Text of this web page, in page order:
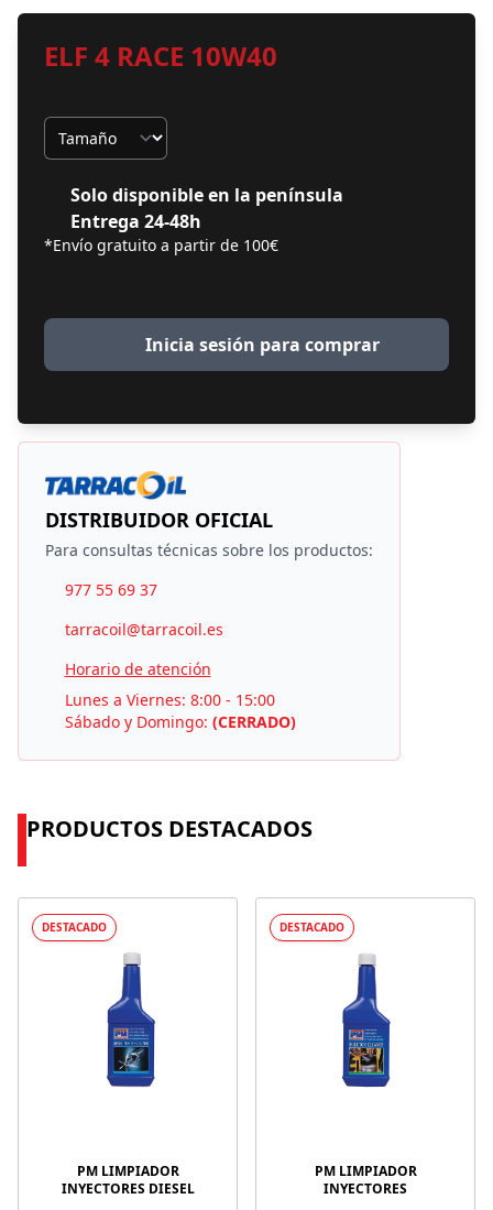
ELF 4 RACE 10W40
Tamaño
Solo disponible en la península
Entrega 24-48h
*Envío gratuito a partir de 100€
Inicia sesión para comprar
DISTRIBUIDOR OFICIAL
Para consultas técnicas sobre los productos:
977 55 69 37
tarracoil@tarracoil.es
Horario de atención
Lunes a Viernes: 8:00 - 15:00
Sábado y Domingo: (CERRADO)
PRODUCTOS DESTACADOS
DESTACADO
PM LIMPIADOR
INYECTORES DIESEL
DESTACADO
PM LIMPIADOR
INYECTORES